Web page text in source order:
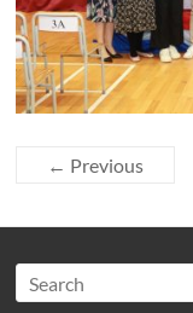
← Previous